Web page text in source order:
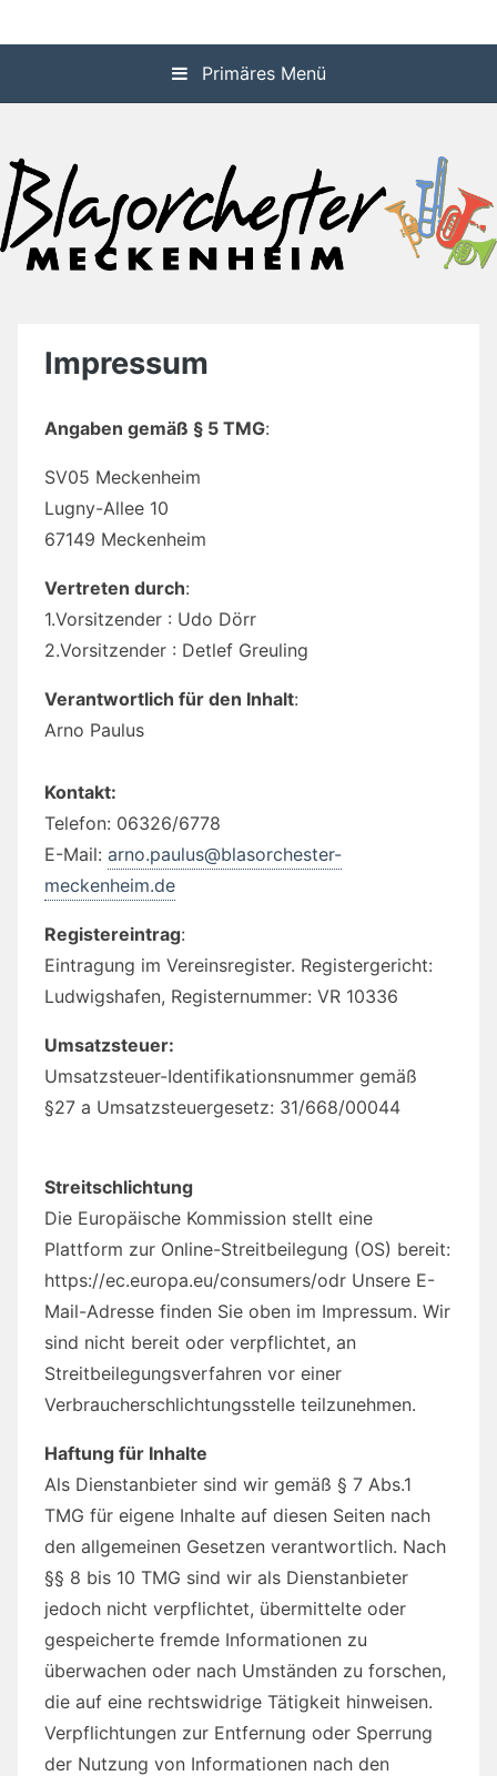
Inhalt
Blasorchester
Meckenheim
Primäres Menü
Impressum
Angaben gemäß § 5 TMG:
SV05 Meckenheim
Lugny-Allee 10
67149 Meckenheim
Vertreten durch:
1.Vorsitzender : Udo Dörr
2.Vorsitzender : Detlef Greuling
Verantwortlich für den Inhalt:
Arno Paulus
Kontakt:
Telefon: 06326/6778
E-Mail: arno.paulus@blasorchester-
meckenheim.de
Registereintrag:
Eintragung im Vereinsregister. Registergericht:
Ludwigshafen, Registernummer: VR 10336
Umsatzsteuer:
Umsatzsteuer-Identifikationsnummer gemäß
§27 a Umsatzsteuergesetz: 31/668/00044
Streitschlichtung
Die Europäische Kommission stellt eine
Plattform zur Online-Streitbeilegung (OS) bereit:
https://ec.europa.eu/consumers/odr Unsere E-
Mail-Adresse finden Sie oben im Impressum. Wir
sind nicht bereit oder verpflichtet, an
Streitbeilegungsverfahren vor einer
Verbraucherschlichtungsstelle teilzunehmen.
Haftung für Inhalte
Als Dienstanbieter sind wir gemäß § 7 Abs.1
TMG für eigene Inhalte auf diesen Seiten nach
den allgemeinen Gesetzen verantwortlich. Nach
§§ 8 bis 10 TMG sind wir als Dienstanbieter
jedoch nicht verpflichtet, übermittelte oder
gespeicherte fremde Informationen zu
überwachen oder nach Umständen zu forschen,
die auf eine rechtswidrige Tätigkeit hinweisen.
Verpflichtungen zur Entfernung oder Sperrung
der Nutzung von Informationen nach den